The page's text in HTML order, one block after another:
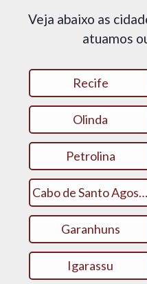
Veja abaixo as
atuamos
Recife
Olinda
Petrolina
Cabo de Santo Agostinho
Garanhuns
Igarassu